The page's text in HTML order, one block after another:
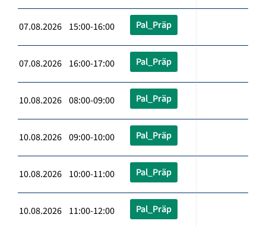
07.08.2026 15:00-16:00 Pal_Präp
07.08.2026 16:00-17:00 Pal_Präp
10.08.2026 08:00-09:00 Pal_Präp
10.08.2026 09:00-10:00 Pal_Präp
10.08.2026 10:00-11:00 Pal_Präp
10.08.2026 11:00-12:00 Pal_Präp